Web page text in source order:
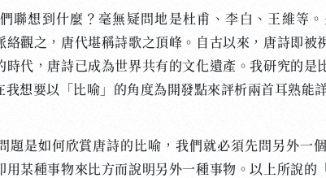
想到什麼？毫無疑問地是杜甫、李白、王維等。
絡觀之，唐代堪稱詩歌之頂峰。自古以來，唐詩即被
時代，唐詩已成為世界共有的文化遺產。我研究的是
想要以「比喻」的角度為開發點來評析兩首耳熟能
是如何欣賞唐詩的比喻，我們就必須先問另外一
用某種事物來比方而說明另外一種事物。以上所說